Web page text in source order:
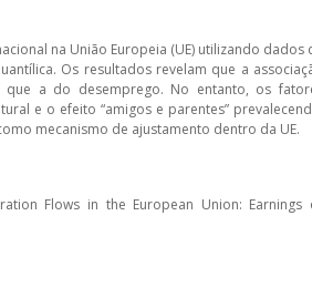
na União Europeia (UE) utilizando dados
Os resultados revelam que a
a do desemprego. No entanto, os
e o efeito “amigos e parentes”
mecanismo de ajustamento dentro da UE.
Flows in the European Union: Earnings